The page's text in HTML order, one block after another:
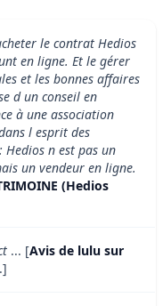
le contrat Hedios
en ligne. Et le gérer
et les bonnes affaires
d un conseil en
à une association
l esprit des
Hedios n est pas un
un vendeur en ligne.
(Hedios
... [Avis de lulu sur